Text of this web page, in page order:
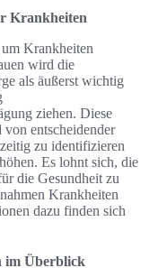
Krankheiten
Krankheiten
wird die
als äußerst wichtig
ziehen. Diese
von entscheidender
zu identifizieren
Es lohnt sich, die
die Gesundheit zu
Krankheiten
dazu finden sich
im Überblick